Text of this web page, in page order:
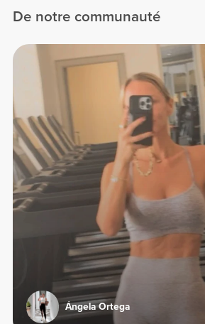
De notre communauté
Ángela Ortega